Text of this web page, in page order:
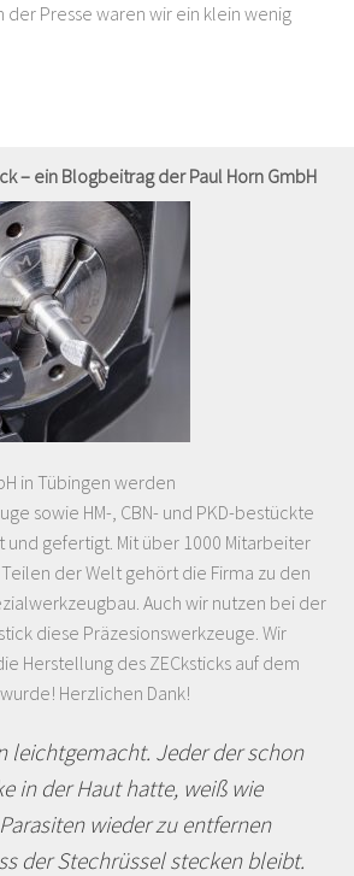
der Presse waren wir ein klein wenig
– ein Blogbeitrag der Paul Horn GmbH
in Tübingen werden
sowie HM-, CBN- und PKD-bestückte
gefertigt. Mit über 1000 Mitarbeiter
der Welt gehört die Firma zu den
Auch wir nutzen bei der
diese Präzesionswerkzeuge. Wir
Herstellung des ZECksticks auf dem
Herzlichen Dank!
leichtgemacht. Jeder der schon
in der Haut hatte, weiß wie
wieder zu entfernen
der Stechrüssel stecken bleibt.